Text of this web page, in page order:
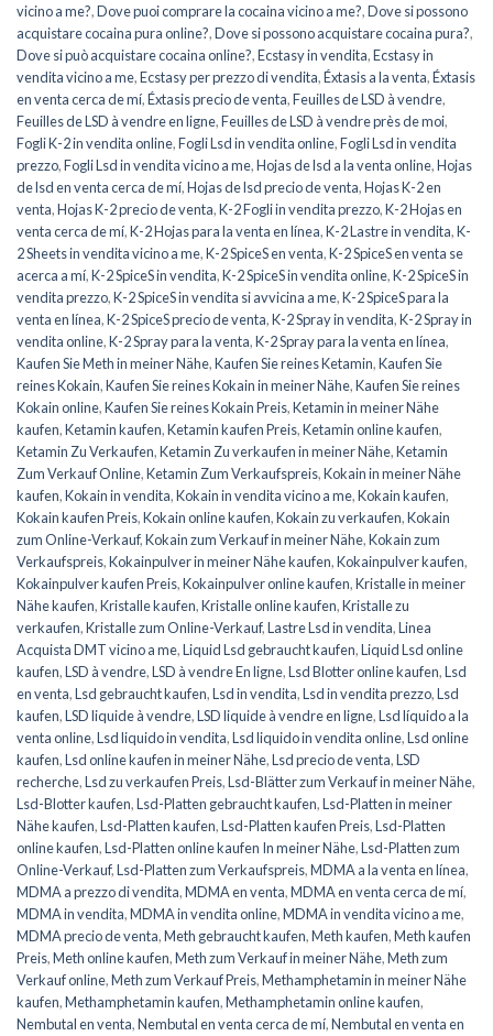
vicino a me?,Dove puoi comprare la cocaina vicino a me?,Dove si possono
acquistare cocaina pura online?,Dove si possono acquistare cocaina pura?,
Dove si può acquistare cocaina online?,Ecstasy in vendita,Ecstasy in
vendita vicino a me,Ecstasy per prezzo di vendita,Éxtasis a la venta,Éxtasis
en venta cerca de mí,Éxtasis precio de venta,Feuilles de LSD à vendre,
Feuilles de LSD à vendre en ligne,Feuilles de LSD à vendre près de moi,
Fogli K-2 in vendita online,Fogli Lsd in vendita online,Fogli Lsd in vendita
prezzo,Fogli Lsd in vendita vicino a me,Hojas de lsd a la venta online,Hojas
de lsd en venta cerca de mí,Hojas de lsd precio de venta,Hojas K-2 en
venta,Hojas K-2 precio de venta,K-2 Fogli in vendita prezzo,K-2 Hojas en
venta cerca de mí,K-2 Hojas para la venta en línea,K-2 Lastre in vendita,K-
2 Sheets in vendita vicino a me,K-2 SpiceS en venta,K-2 SpiceS en venta se
acerca a mí,K-2 SpiceS in vendita,K-2 SpiceS in vendita online,K-2 SpiceS in
vendita prezzo,K-2 SpiceS in vendita si avvicina a me,K-2 SpiceS para la
venta en línea,K-2 SpiceS precio de venta,K-2 Spray in vendita,K-2 Spray in
vendita online,K-2 Spray para la venta,K-2 Spray para la venta en línea,
Kaufen Sie Meth in meiner Nähe,Kaufen Sie reines Ketamin,Kaufen Sie
reines Kokain,Kaufen Sie reines Kokain in meiner Nähe,Kaufen Sie reines
Kokain online,Kaufen Sie reines Kokain Preis,Ketamin in meiner Nähe
kaufen,Ketamin kaufen,Ketamin kaufen Preis,Ketamin online kaufen,
Ketamin Zu Verkaufen,Ketamin Zu verkaufen in meiner Nähe,Ketamin
Zum Verkauf Online,Ketamin Zum Verkaufspreis,Kokain in meiner Nähe
kaufen,Kokain in vendita,Kokain in vendita vicino a me,Kokain kaufen,
Kokain kaufen Preis,Kokain online kaufen,Kokain zu verkaufen,Kokain
zum Online-Verkauf,Kokain zum Verkauf in meiner Nähe,Kokain zum
Verkaufspreis,Kokainpulver in meiner Nähe kaufen,Kokainpulver kaufen,
Kokainpulver kaufen Preis,Kokainpulver online kaufen,Kristalle in meiner
Nähe kaufen,Kristalle kaufen,Kristalle online kaufen,Kristalle zu
verkaufen,Kristalle zum Online-Verkauf,Lastre Lsd in vendita,Linea
Acquista DMT vicino a me,Liquid Lsd gebraucht kaufen,Liquid Lsd online
kaufen,LSD à vendre,LSD à vendre En ligne,Lsd Blotter online kaufen,Lsd
en venta,Lsd gebraucht kaufen,Lsd in vendita,Lsd in vendita prezzo,Lsd
kaufen,LSD liquide à vendre,LSD liquide à vendre en ligne,Lsd líquido a la
venta online,Lsd liquido in vendita,Lsd liquido in vendita online,Lsd online
kaufen,Lsd online kaufen in meiner Nähe,Lsd precio de venta,LSD
recherche,Lsd zu verkaufen Preis,Lsd-Blätter zum Verkauf in meiner Nähe,
Lsd-Blotter kaufen,Lsd-Platten gebraucht kaufen,Lsd-Platten in meiner
Nähe kaufen,Lsd-Platten kaufen,Lsd-Platten kaufen Preis,Lsd-Platten
online kaufen,Lsd-Platten online kaufen In meiner Nähe,Lsd-Platten zum
Online-Verkauf,Lsd-Platten zum Verkaufspreis,MDMA a la venta en línea,
MDMA a prezzo di vendita,MDMA en venta,MDMA en venta cerca de mí,
MDMA in vendita,MDMA in vendita online,MDMA in vendita vicino a me,
MDMA precio de venta,Meth gebraucht kaufen,Meth kaufen,Meth kaufen
Preis,Meth online kaufen,Meth zum Verkauf in meiner Nähe,Meth zum
Verkauf online,Meth zum Verkauf Preis,Methamphetamin in meiner Nähe
kaufen,Methamphetamin kaufen,Methamphetamin online kaufen,
Nembutal en venta,Nembutal en venta cerca de mí,Nembutal en venta en